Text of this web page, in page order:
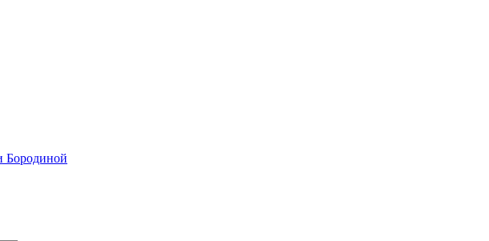
Бородиной